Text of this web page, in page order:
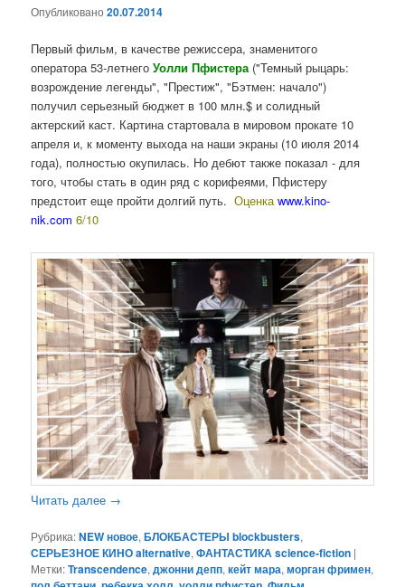
Опубликовано20.07.2014
Первый фильм, в качестве режиссера, знаменитого
оператора 53-летнегоУолли Пфистера ("Темный рыцарь:
возрождение легенды", "Престиж", "Бэтмен: начало")
получил серьезный бюджет в 100 млн.$ и солидный
актерский каст. Картина стартовала в мировом прокате 10
апреля и, к моменту выхода на наши экраны (10 июля 2014
года), полностью окупилась. Но дебют также показал - для
того, чтобы стать в один ряд с корифеями, Пфистеру
предстоит еще пройти долгий путь.Оценкаwww.kino-
nik.com6/10
Читать далее →
Рубрика:NEW новое,БЛОКБАСТЕРЫ blockbusters,
СЕРЬЕЗНОЕ КИНО alternative,ФАНТАСТИКА science-fiction |
Метки:Transcendence,джонни депп,кейт мара,морган фримен,